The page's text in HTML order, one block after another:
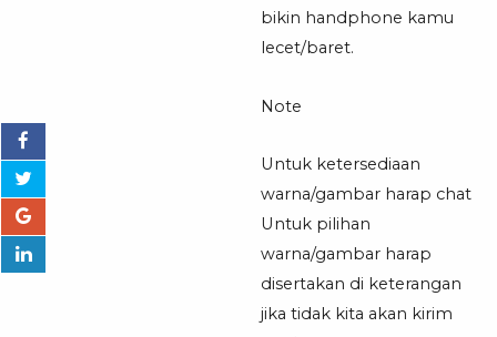
bikin handphone kamu
lecet/baret.
Note
Untuk ketersediaan
warna/gambar harap chat
Untuk pilihan
warna/gambar harap
disertakan di keterangan
jika tidak kita akan kirim